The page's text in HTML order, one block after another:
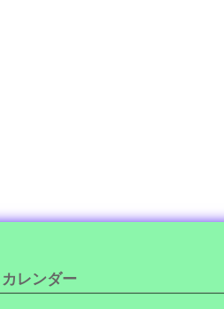
カレンダー